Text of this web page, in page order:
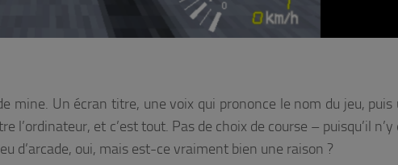
mine. Un écran titre, une voix qui prononce le nom du jeu, puis
et c’est tout. Pas de choix de course – puisqu’il n’y
d’arcade, oui, mais est-ce vraiment bien une raison ?